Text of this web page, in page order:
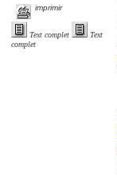
imprimir
Text complet
Text
complet